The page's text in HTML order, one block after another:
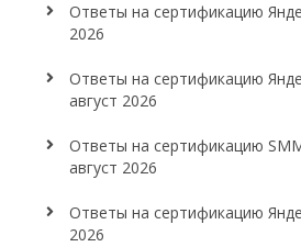
Ответы на сертификацию
2026
Ответы на сертификацию
август 2026
Ответы на сертификацию
август 2026
Ответы на сертификацию
2026